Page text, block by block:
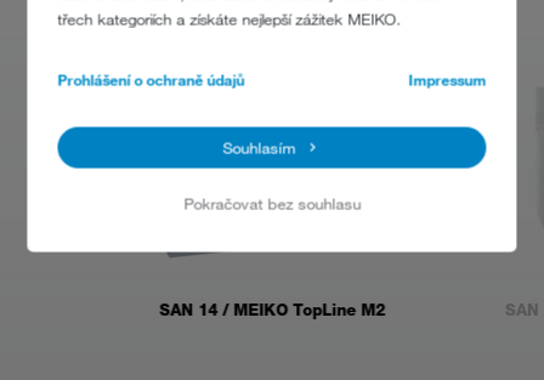
třech kategoriích a získáte nejlepší zážitek MEIKO.
Prohlášení o ochraně údajů Impressum
Souhlasím
Pokračovat bez souhlasu
SAN 14 / MEIKO TopLine M2